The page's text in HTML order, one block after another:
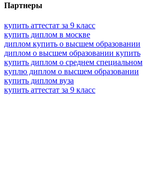
Партнеры
купить аттестат за 9 класс
купить диплом в москве
диплом купить о высшем образовании
диплом о высшем образовании купить
купить диплом о среднем специальном
куплю диплом о высшем образовании
купить диплом вуза
купить аттестат за 9 класс